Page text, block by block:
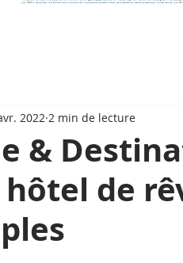
&
de
2022 2 min de lecture
5.